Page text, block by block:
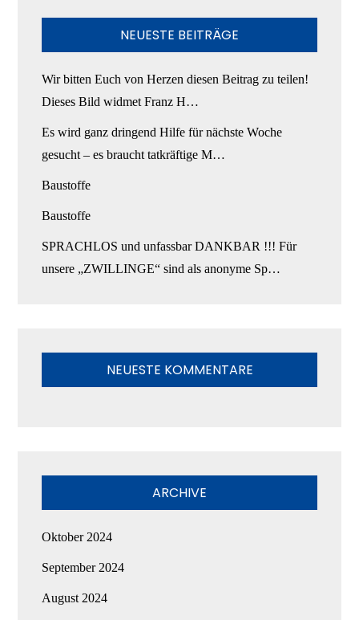
NEUESTE BEITRÄGE
Wir bitten Euch von Herzen diesen Beitrag zu teilen!
Dieses Bild widmet Franz H…
Es wird ganz dringend Hilfe für nächste Woche
gesucht – es braucht tatkräftige M…
Baustoffe
Baustoffe
SPRACHLOS und unfassbar DANKBAR !!! Für
unsere „ZWILLINGE“ sind als anonyme Sp…
NEUESTE KOMMENTARE
ARCHIVE
Oktober 2024
September 2024
August 2024